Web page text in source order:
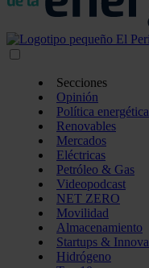
Secciones
Opinión
Política energética
Renovables
Mercados
Eléctricas
Petróleo & Gas
Videopodcast
NET ZERO
Movilidad
Almacenamiento
Startups &
Hidrógeno